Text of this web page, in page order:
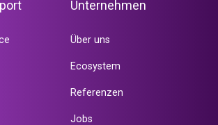
Unternehmen
Über uns
Ecosystem
Referenzen
Jobs